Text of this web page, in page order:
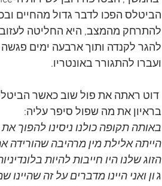
הביטלס הפכו לדבר גדול מהחיים
להתרחק מהמצב, היא החליטה
להגר לקנדה ותוך ארבעה ימים
ועברו להתגורר באונטריו.
בראיון את מה שפול סיפר עליה:
באותה תקופה כולנו ניסינו להפוך
הייתה אלילת מין מרהיבה שהורידה
הזוג שלנו היו חייבות להיות
ג'ון ואני היינו מדברים על זה